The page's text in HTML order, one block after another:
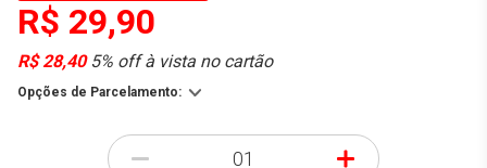
R$ 29,90
R$ 28,405% off à vista no cartão
Opções de Parcelamento:
- +